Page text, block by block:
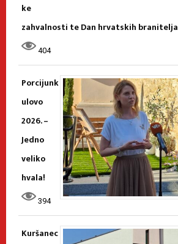
ke
zahvalnosti te Dan hrvatskih branitelja
404
Porcijunk
ulovo
2026. –
Jedno
veliko
hvala!
394
Kuršanec